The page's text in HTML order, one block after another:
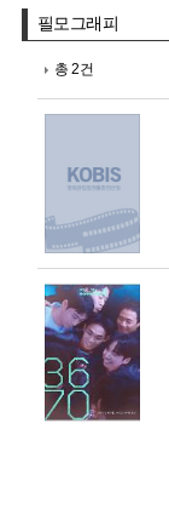
필모그래피
총 2건